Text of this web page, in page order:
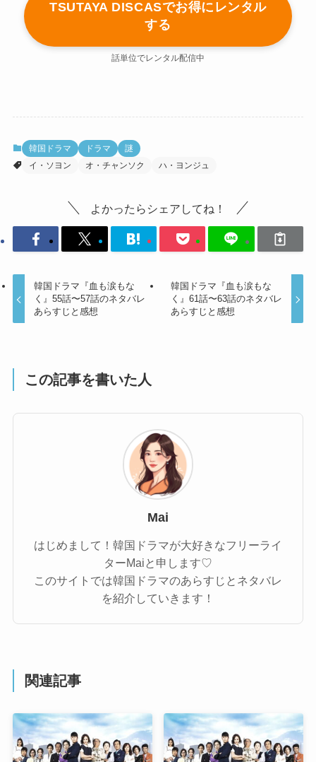
TSUTAYA DISCASでお得にレンタル
する
話単位でレンタル配信中
韓国ドラマ ドラマ
謎
イ・ソヨン
オ・チャンソク ハ・ヨンジュ
よかったらシェアしてね！
韓国ドラマ『血も涙もな
く』55話〜57話のネタバレ
あらすじと感想
韓国ドラマ『血も涙もな
く』61話〜63話のネタバレ
あらすじと感想
この記事を書いた人
Mai
はじめまして！韓国ドラマが大好きなフリーライ
ターMaiと申します♡
このサイトでは韓国ドラマのあらすじとネタバレ
を紹介していきます！
関連記事